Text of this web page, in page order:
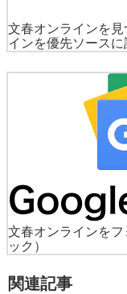
文春オンラインを
インを優先ソースに
文春オンラインをフ
ック）
関連記事